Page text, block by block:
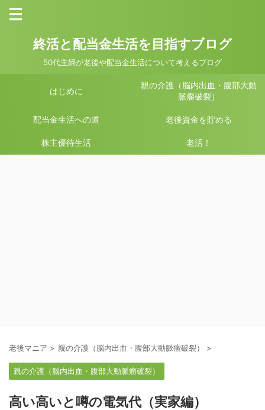
終活と配当金生活を目指すブログ
50代主婦が老後や配当金生活について考えるブログ
はじめに
親の介護（脳内出血・腹部大動
脈瘤破裂）
配当金生活への道 老後資金を貯める
株主優待生活 老活！
老後マニア > 親の介護（脳内出血・腹部大動脈瘤破裂） >
親の介護（脳内出血・腹部大動脈瘤破裂）
高い高いと噂の電気代（実家編）